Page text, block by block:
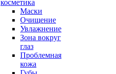
косметика
Маски
Очищение
Увлажнение
Зона вокруг
глаз
Проблемная
кожа